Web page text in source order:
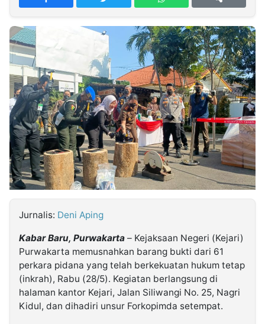
PT
TREETAN
MULTIMEDIA
INDONESIA
Partner
Insight
NTB
Suara
Time
Lens
IDN
Daily
Jogja
Jalan
Rakyat
Idealita
News
Kita
Notice
Radar
Baru
Seedbacklink
Follow
Kabarbaru
Jurnalis: Deni Aping
Kabar Baru, Purwakarta – Kejaksaan Negeri (Kejari)
Purwakarta memusnahkan barang bukti dari 61
perkara pidana yang telah berkekuatan hukum tetap
(inkrah), Rabu (28/5). Kegiatan berlangsung di
halaman kantor Kejari, Jalan Siliwangi No. 25, Nagri
Kidul, dan dihadiri unsur Forkopimda setempat.